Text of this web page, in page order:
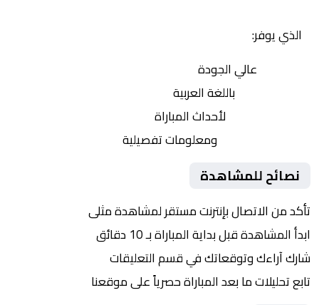
الذي يوفر:
عالي الجودة
باللغة العربية
لأحداث المباراة
ومعلومات تفصيلية
نصائح للمشاهدة
تأكد من الاتصال بإنترنت مستقر لمشاهدة مثلى
ابدأ المشاهدة قبل بداية المباراة بـ 10 دقائق
شارك آراءك وتوقعاتك في قسم التعليقات
تابع تحليلات ما بعد المباراة حصرياً على موقعنا